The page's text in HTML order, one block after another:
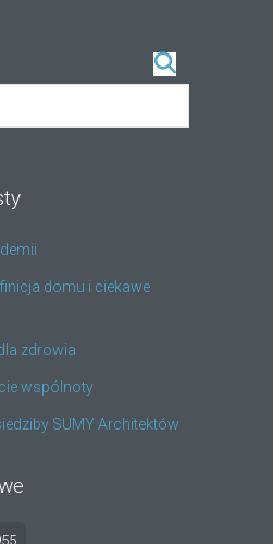
domu i ciekawe
zdrowia
wspólnoty
SUMY Architektów